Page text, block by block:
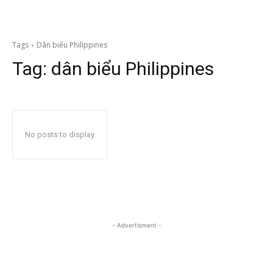
Tags Dân biểu Philippines
Tag: dân biểu Philippines
No posts to display
- Advertisment -